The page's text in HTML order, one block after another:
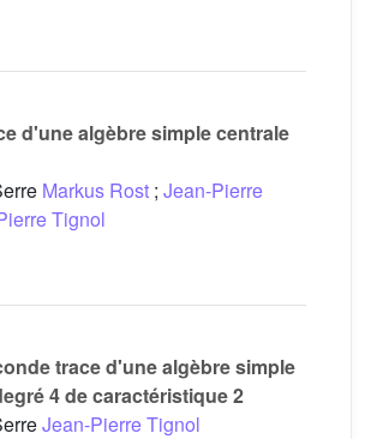
d'une algèbre simple centrale
Markus Rost ; Jean-Pierre
Tignol
trace d'une algèbre simple
4 de caractéristique 2
Jean-Pierre Tignol